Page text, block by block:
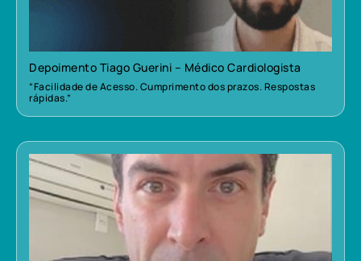
Depoimento Tiago Guerini – Médico Cardiologista
“Facilidade de Acesso. Cumprimento dos prazos. Respostas
rápidas.”